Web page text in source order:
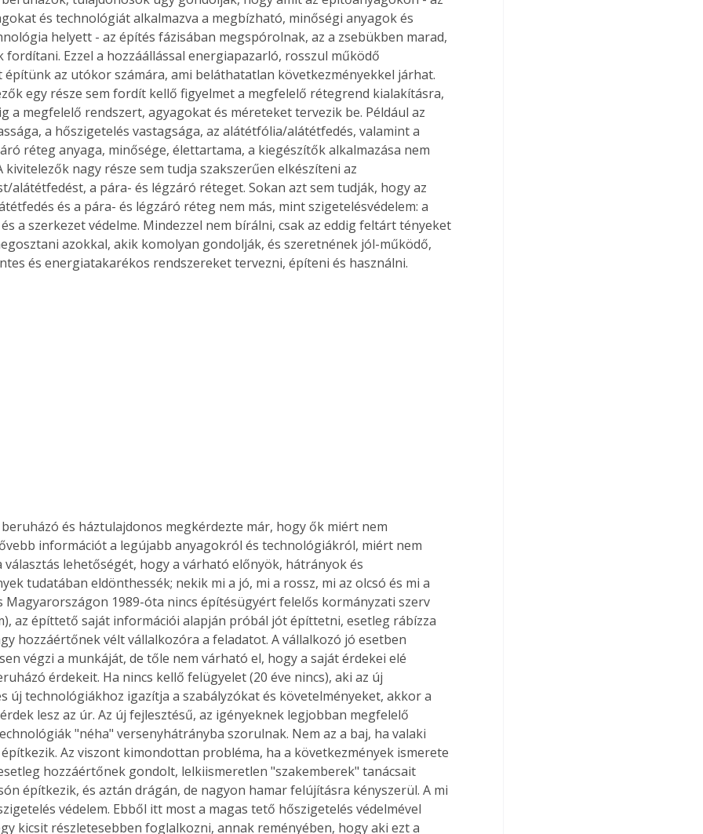
vagy
is
Bárhol,
élve
az
A
és technológiát alkalmazva a megbízható, minőségi anyagok és
helyett - az építés fázisában megspórolnak, az a zsebükben marad,
fordítani. Ezzel a hozzáállással energiapazarló, rosszul működő
építünk az utókor számára, ami beláthatatlan következményekkel járhat.
egy része sem fordít kellő figyelmet a megfelelő rétegrend kialakításra,
a megfelelő rendszert, agyagokat és méreteket tervezik be. Például az
a hőszigetelés vastagsága, az alátétfólia/alátétfedés, valamint a
réteg anyaga, minősége, élettartama, a kiegészítők alkalmazása nem
kivitelezők nagy része sem tudja szakszerűen elkészíteni az
alátétfedést, a pára- és légzáró réteget. Sokan azt sem tudják, hogy az
és a pára- és légzáró réteg nem más, mint szigetelésvédelem: a
a szerkezet védelme. Mindezzel nem bírálni, csak az eddig feltárt tényeket
azokkal, akik komolyan gondolják, és szeretnének jól-működő,
és energiatakarékos rendszereket tervezni, építeni és használni.
információt a legújabb anyagokról és technológiákról, miért nem
választás lehetőségét, hogy a várható előnyök, hátrányok és
tudatában eldönthessék; nekik mi a jó, mi a rossz, mi az olcsó és mi a
Magyarországon 1989-óta nincs építésügyért felelős kormányzati szerv
az építtető saját információi alapján próbál jót építtetni, esetleg rábízza
hozzáértőnek vélt vállalkozóra a feladatot. A vállalkozó jó esetben
végzi a munkáját, de tőle nem várható el, hogy a saját érdekei elé
érdekeit. Ha nincs kellő felügyelet (20 éve nincs), aki az új
új technológiákhoz igazítja a szabályzókat és követelményeket, akkor a
lesz az úr. Az új fejlesztésű, az igényeknek legjobban megfelelő
"néha" versenyhátrányba szorulnak. Nem az a baj, ha valaki
Az viszont kimondottan probléma, ha a következmények ismerete
hozzáértőnek gondolt, lelkiismeretlen "szakemberek" tanácsait
építkezik, és aztán drágán, de nagyon hamar felújításra kényszerül. A mi
védelem. Ebből itt most a magas tető hőszigetelés védelmével
kicsit részletesebben foglalkozni, annak reményében, hogy aki ezt a